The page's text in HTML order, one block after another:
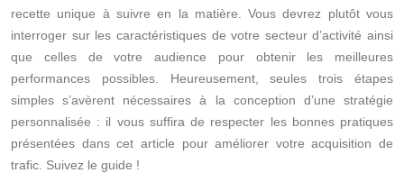
recette unique à suivre en la matière. Vous devrez plutôt vous
interroger sur les caractéristiques de votre secteur d’activité ainsi
que celles de votre audience pour obtenir les meilleures
performances possibles. Heureusement, seules trois étapes
simples s’avèrent nécessaires à la conception d’une stratégie
personnalisée : il vous suffira de respecter les bonnes pratiques
présentées dans cet article pour améliorer votre acquisition de
trafic. Suivez le guide !